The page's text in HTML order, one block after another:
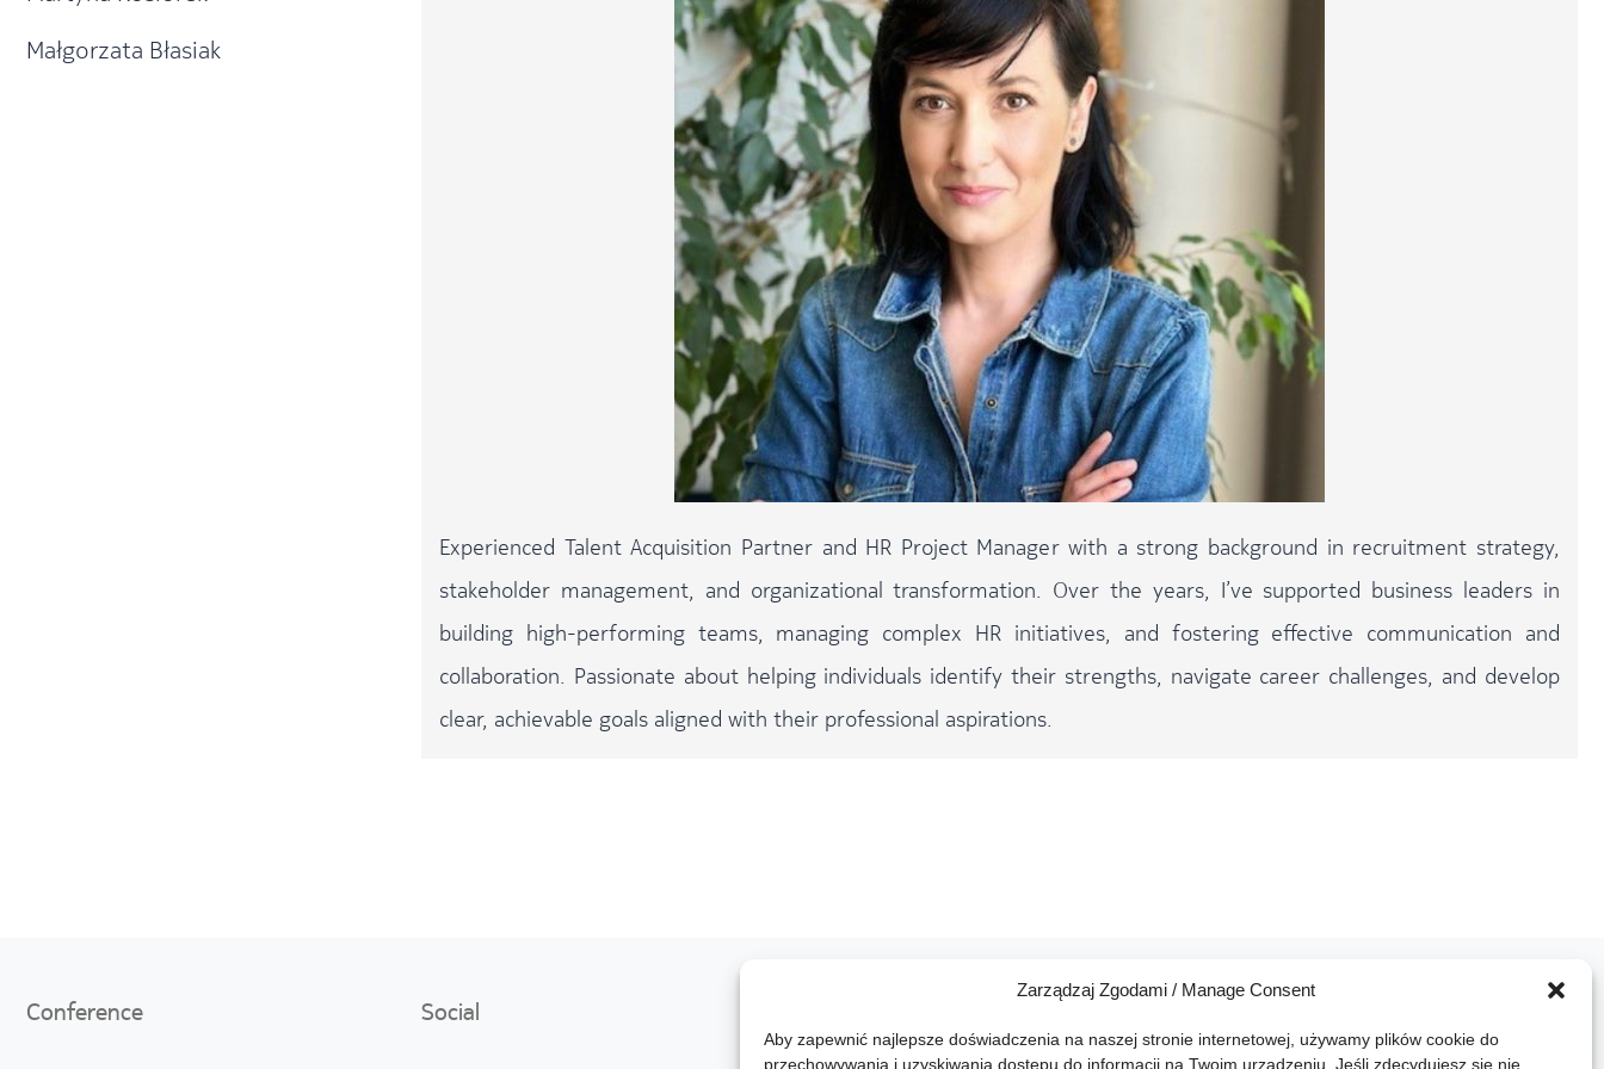
Zarządzaj Zgodami / Manage Consent
Aby zapewnić najlepsze doświadczenia na naszej stronie internetowej, używamy plików cookie do
przechowywania i uzyskiwania dostępu do informacji na Twoim urządzeniu. Jeśli zdecydujesz się nie
Małgorzata Błasiak
Experienced Talent Acquisition Partner and HR Project Manager with a strong background in recruitment strategy,
stakeholder management, and organizational transformation. Over the years, I’ve supported business leaders in
building high-performing teams, managing complex HR initiatives, and fostering effective communication and
collaboration. Passionate about helping individuals identify their strengths, navigate career challenges, and develop
clear, achievable goals aligned with their professional aspirations.
Conference Social